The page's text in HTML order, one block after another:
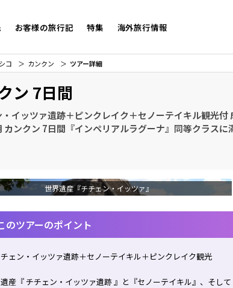
お客様の旅行記 特集 海外旅行情報
コ カンクン ツアー詳細
ン 7日間
イッツァ遺跡＋ピンクレイク＋セノーテイキル観光付
カンクン 7日間『インペリアルラグーナ』同等クラスに
世界遺産『チチェン・イッツァ』
のツアーのポイント
ェン・イッツァ遺跡＋セノーテイキル＋ピンクレイク観光
産『 チチェン・イッツァ遺跡 』と『セノーテイキル』、そし